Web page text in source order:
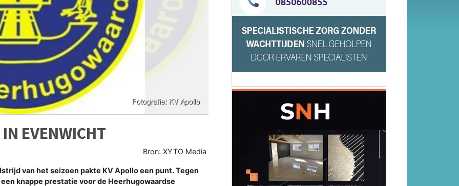
EVENWICHT
Bron: XYTO Media
van het seizoen pakte KV Apollo een punt. Tegen
knappe prestatie voor de Heerhugowaardse